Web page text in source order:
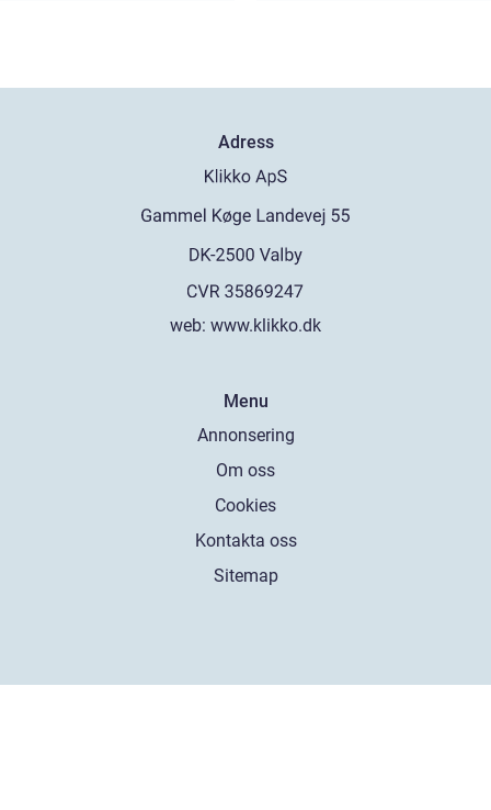
Adress
web: www.klikko.dk
Menu
Annonsering
Om oss
Cookies
Kontakta oss
Sitemap